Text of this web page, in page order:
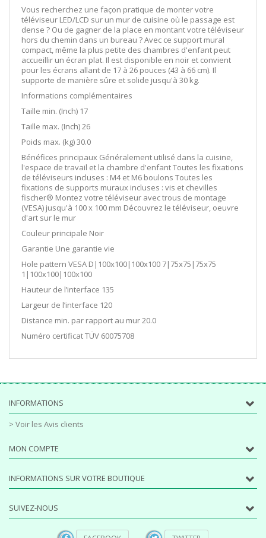
Vous recherchez une façon pratique de monter votre
téléviseur LED/LCD sur un mur de cuisine où le passage est
dense ? Ou de gagner de la place en montant votre téléviseur
hors du chemin dans un bureau ? Avec ce support mural
compact, même la plus petite des chambres d'enfant peut
accueillir un écran plat. Il est disponible en noir et convient
pour les écrans allant de 17 à 26 pouces (43 à 66 cm). Il
supporte de manière sûre et solide jusqu'à 30 kg.
Informations complémentaires
Taille min. (Inch) 17
Taille max. (Inch) 26
Poids max. (kg) 30.0
Bénéfices principaux Généralement utilisé dans la cuisine,
l'espace de travail et la chambre d'enfant Toutes les fixations
de téléviseurs incluses : M4 et M6 boulons Toutes les
fixations de supports muraux incluses : vis et chevilles
fischer® Montez votre téléviseur avec trous de montage
(VESA) jusqu'à 100 x 100 mm Découvrez le téléviseur, oeuvre
d'art sur le mur
Couleur principale Noir
Garantie Une garantie vie
Hole pattern VESA D|100x100|100x100 7|75x75|75x75
1|100x100|100x100
Hauteur de l’interface 135
Largeur de l’interface 120
Distance min. par rapport au mur 20.0
Numéro certificat TÜV 60075708
INFORMATIONS
> Voir les Avis clients
MON COMPTE
INFORMATIONS SUR VOTRE BOUTIQUE
SUIVEZ-NOUS